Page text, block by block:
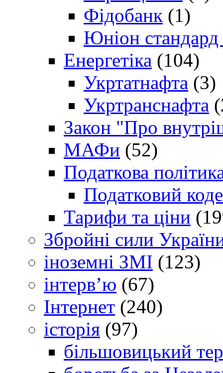
Фідобанк (1)
Юніон стандард
Енергетіка (104)
Укртатнафта (3)
Укртранснафта
Закон "Про
МАФи (52)
Податкова
Податковий
Тарифи та ціни
Збройні сили
іноземні ЗМІ (123)
інтерв’ю (67)
Інтернет (240)
історія (97)
більшовицький